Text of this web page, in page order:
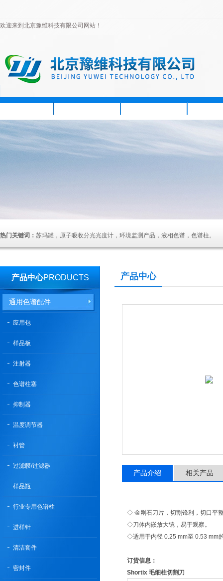
欢迎来到北京豫维科技有限公司网站！
热门关键词： 苏玛罐，原子吸收分光光度计，环境监测产品，液相色谱，色谱柱。
产品中心PRODUCTS
通用色谱配件
应用包
样品板
注射器
色谱柱塞
抑制器
温度调节器
衬管
过滤膜/过滤器
样品瓶
行业专用色谱柱
进样针
清洁套件
密封件
产品中心
产品介绍 相关产品
◇ 金刚石刀片，切割锋利，切口平
◇刀体内嵌放大镜，易于观察。
◇适用于内径 0.25 mm至 0.53 mm
订货信息：
Shortix 毛细柱切割刀